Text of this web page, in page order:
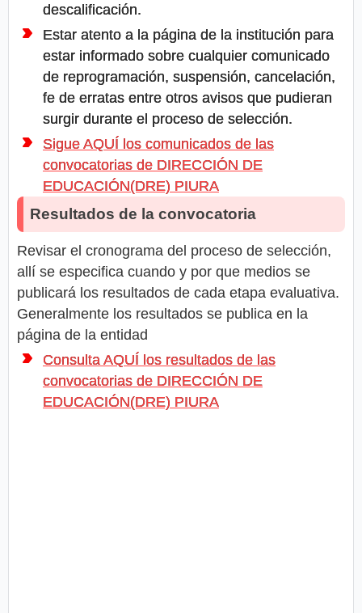
descalificación.
Estar atento a la página de la institución para
estar informado sobre cualquier comunicado
de reprogramación, suspensión, cancelación,
fe de erratas entre otros avisos que pudieran
surgir durante el proceso de selección.
Sigue AQUÍ los comunicados de las
convocatorias de DIRECCIÓN DE
EDUCACIÓN(DRE) PIURA
Resultados de la convocatoria
Revisar el cronograma del proceso de selección,
allí se especifica cuando y por que medios se
publicará los resultados de cada etapa evaluativa.
Generalmente los resultados se publica en la
página de la entidad
Consulta AQUÍ los resultados de las
convocatorias de DIRECCIÓN DE
EDUCACIÓN(DRE) PIURA